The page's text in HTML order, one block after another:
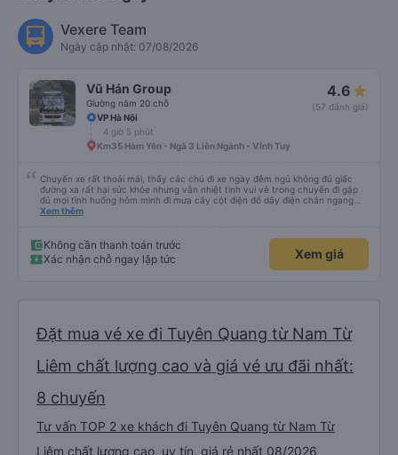
Vexere Team
Ngày cập nhật: 07/08/2026
Vũ Hán Group
Giường nằm 20 chỗ
4.6
(57 đánh giá)
VP Hà Nội
4 giờ 5 phút
Km35 Hàm Yên - Ngã 3 Liên Ngành - Vĩnh Tuy
Chuyến xe rất thoải mái, thấy các chú đi xe ngày đêm ngủ không đủ giấc
đường xa rất hại sức khỏe nhưng vẫn nhiệt tình vui vẻ trong chuyến đi gặp
đủ mọi tình huống hôm mình đi mưa cây cột điện đổ dây điện chắn ngang
thấy mấy chú tài cùng nhau dựng tạm cho xe qua mà thấy nghề này khổ
Xem thêm
Không cần thanh toán trước
Xác nhận chỗ ngay lập tức
Xem giá
Đặt mua vé xe đi Tuyên Quang từ Nam Từ
Liêm chất lượng cao và giá vé ưu đãi nhất:
8 chuyến
Tư vấn TOP 2 xe khách đi Tuyên Quang từ Nam Từ
Liêm chất lượng cao, uy tín, giá rẻ nhất 08/2026